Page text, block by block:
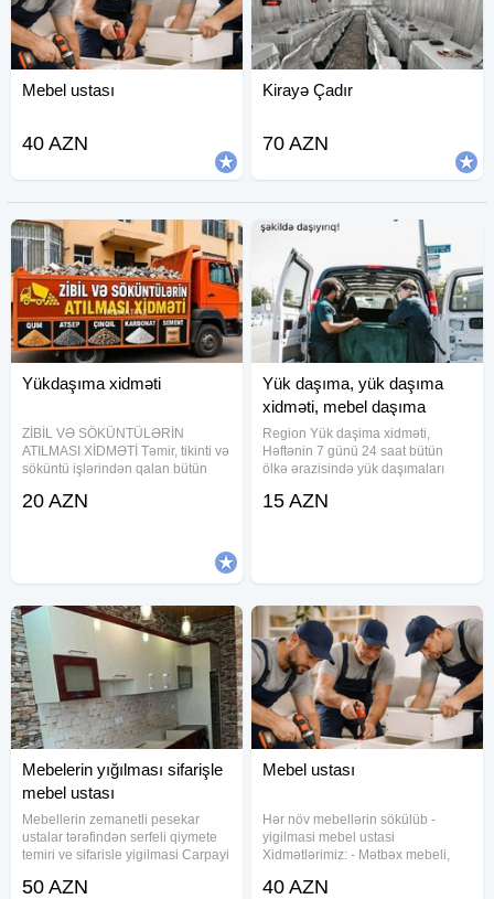
Mebel ustası
40 AZN
Kirayə Çadır
70 AZN
Yükdaşıma xidməti
ZİBİL VƏ SÖKÜNTÜLƏRİN
ATILMASI XİDMƏTİ Təmir, tikinti və
söküntü işlərindən qalan bütün
keçirilir. Mənzil, həyət evi, obyekt,
20 AZN
Yük daşıma, yük daşıma
xidməti, mebel daşıma
Region Yük daşima xidməti,
Həftənin 7 günü 24 saat bütün
ölkə ərazisində yük daşımaları
diqqətlə və ən Keyfiyyətli
15 AZN
Mebelerin yığılması sifarişle
mebel ustası
Mebellerin zemanetli pesekar
ustalar tərəfindən serfeli qiymete
temiri ve sifarisle yigilmasi Carpayi
Munasib qiymete edirik Zemanet
50 AZN
Mebel ustası
Hər növ mebellərin sökülüb -
yigilmasi mebel ustasi
Xidmətlərimiz: - Mətbəx mebeli,
təmiri - qapıların öz yerlərinə
40 AZN